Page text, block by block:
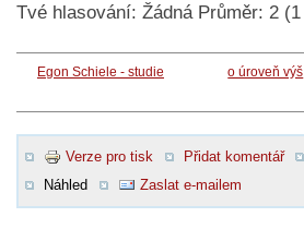
Tvé hlasování: Žádná Průměr: 2 (1
Egon Schiele - studie o úroveň výš
Verze pro tisk Přidat komentář
Náhled
Zaslat e-mailem